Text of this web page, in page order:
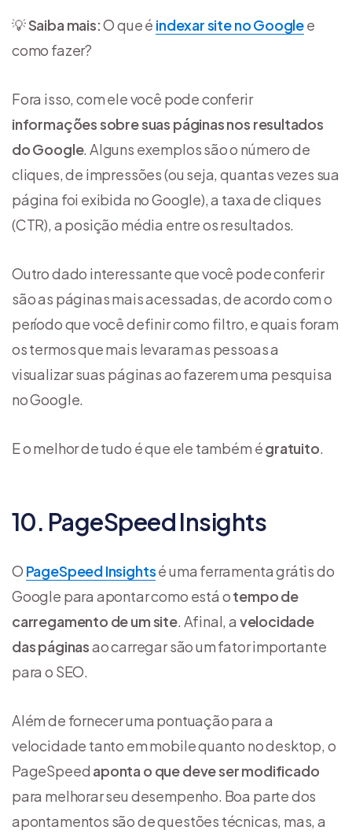
💡Saiba mais:O que é indexar site no Googlee
como fazer?
Fora isso, com ele você pode conferir
informações sobre suas páginas nos resultados
do Google. Alguns exemplos são o número de
cliques, de impressões (ou seja, quantas vezes sua
página foi exibida no Google), a taxa de cliques
(CTR), a posição média entre os resultados.
Outro dado interessante que você pode conferir
são as páginas mais acessadas, de acordo com o
período que você definir como filtro, e quais foram
os termos que mais levaram as pessoas a
visualizar suas páginas ao fazerem uma pesquisa
no Google.
E o melhor de tudo é que ele também égratuito
10. PageSpeed Insights
O PageSpeed Insightsé uma ferramenta grátis do
Google para apontar como está otempo de
carregamento de um site. Afinal, a velocidade
das páginasao carregar são um fator importante
para o SEO.
Além de fornecer uma pontuação para a
velocidade tanto em mobile quanto no desktop, o
PageSpeed aponta o que deve ser modificado
para melhorar seu desempenho. Boa parte dos
apontamentos são de questões técnicas, mas, a